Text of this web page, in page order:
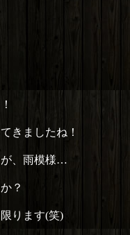
きましたね！
が、雨模様…
？
ります(笑)